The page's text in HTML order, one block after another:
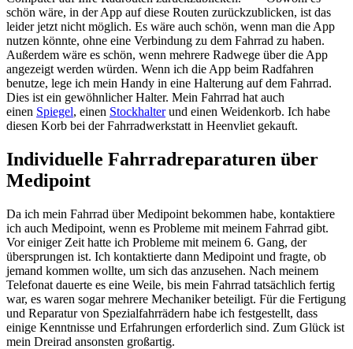
schön wäre, in der App auf diese Routen zurückzublicken, ist das
leider jetzt nicht möglich. Es wäre auch schön, wenn man die App
nutzen könnte, ohne eine Verbindung zu dem Fahrrad zu haben.
Außerdem wäre es schön, wenn mehrere Radwege über die App
angezeigt werden würden. Wenn ich die App beim Radfahren
benutze, lege ich mein Handy in eine Halterung auf dem Fahrrad.
Dies ist ein gewöhnlicher Halter. Mein Fahrrad hat auch
einen Spiegel, einen Stockhalterund einen Weidenkorb. Ich habe
diesen Korb bei der Fahrradwerkstatt in Heenvliet gekauft.
Individuelle Fahrradreparaturen über
Medipoint
Da ich mein Fahrrad über Medipoint bekommen habe, kontaktiere
ich auch Medipoint, wenn es Probleme mit meinem Fahrrad gibt.
Vor einiger Zeit hatte ich Probleme mit meinem 6. Gang, der
übersprungen ist. Ich kontaktierte dann Medipoint und fragte, ob
jemand kommen wollte, um sich das anzusehen. Nach meinem
Telefonat dauerte es eine Weile, bis mein Fahrrad tatsächlich fertig
war, es waren sogar mehrere Mechaniker beteiligt. Für die Fertigung
und Reparatur von Spezialfahrrädern habe ich festgestellt, dass
einige Kenntnisse und Erfahrungen erforderlich sind. Zum Glück ist
mein Dreirad ansonsten großartig.